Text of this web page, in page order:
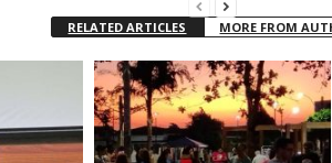
RELATED ARTICLES MORE FROM